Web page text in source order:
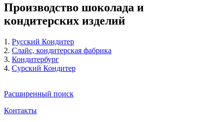
Производство шоколада и
кондитерских изделий
1. Русский Кондитер
2. Слайс, кондитерская фабрика
3. Кондитербург
4. Сурский Кондитер
Расширенный поиск
Контакты